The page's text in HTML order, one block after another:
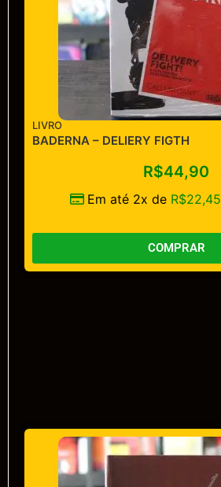
LIVRO
BADERNA – DELIERY FIGTH
R$44,90
Em até 2x de R$22,45
COMPRAR